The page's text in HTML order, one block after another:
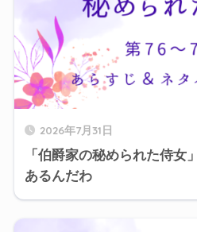
2026年7月31日
「伯爵家の秘められた侍女
あるんだわ